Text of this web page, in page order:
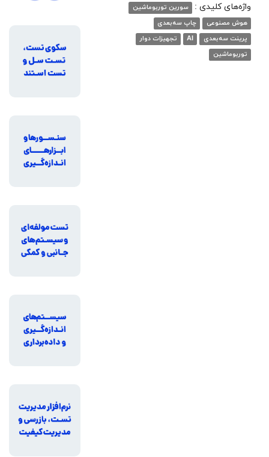
واژه‌های کلیدی :
سورین توربوماشین
هوش مصنوعی
چاپ سه‌بعدی
پرینت سه‌بعدی
AI
تجهیزات دوار
توربوماشین